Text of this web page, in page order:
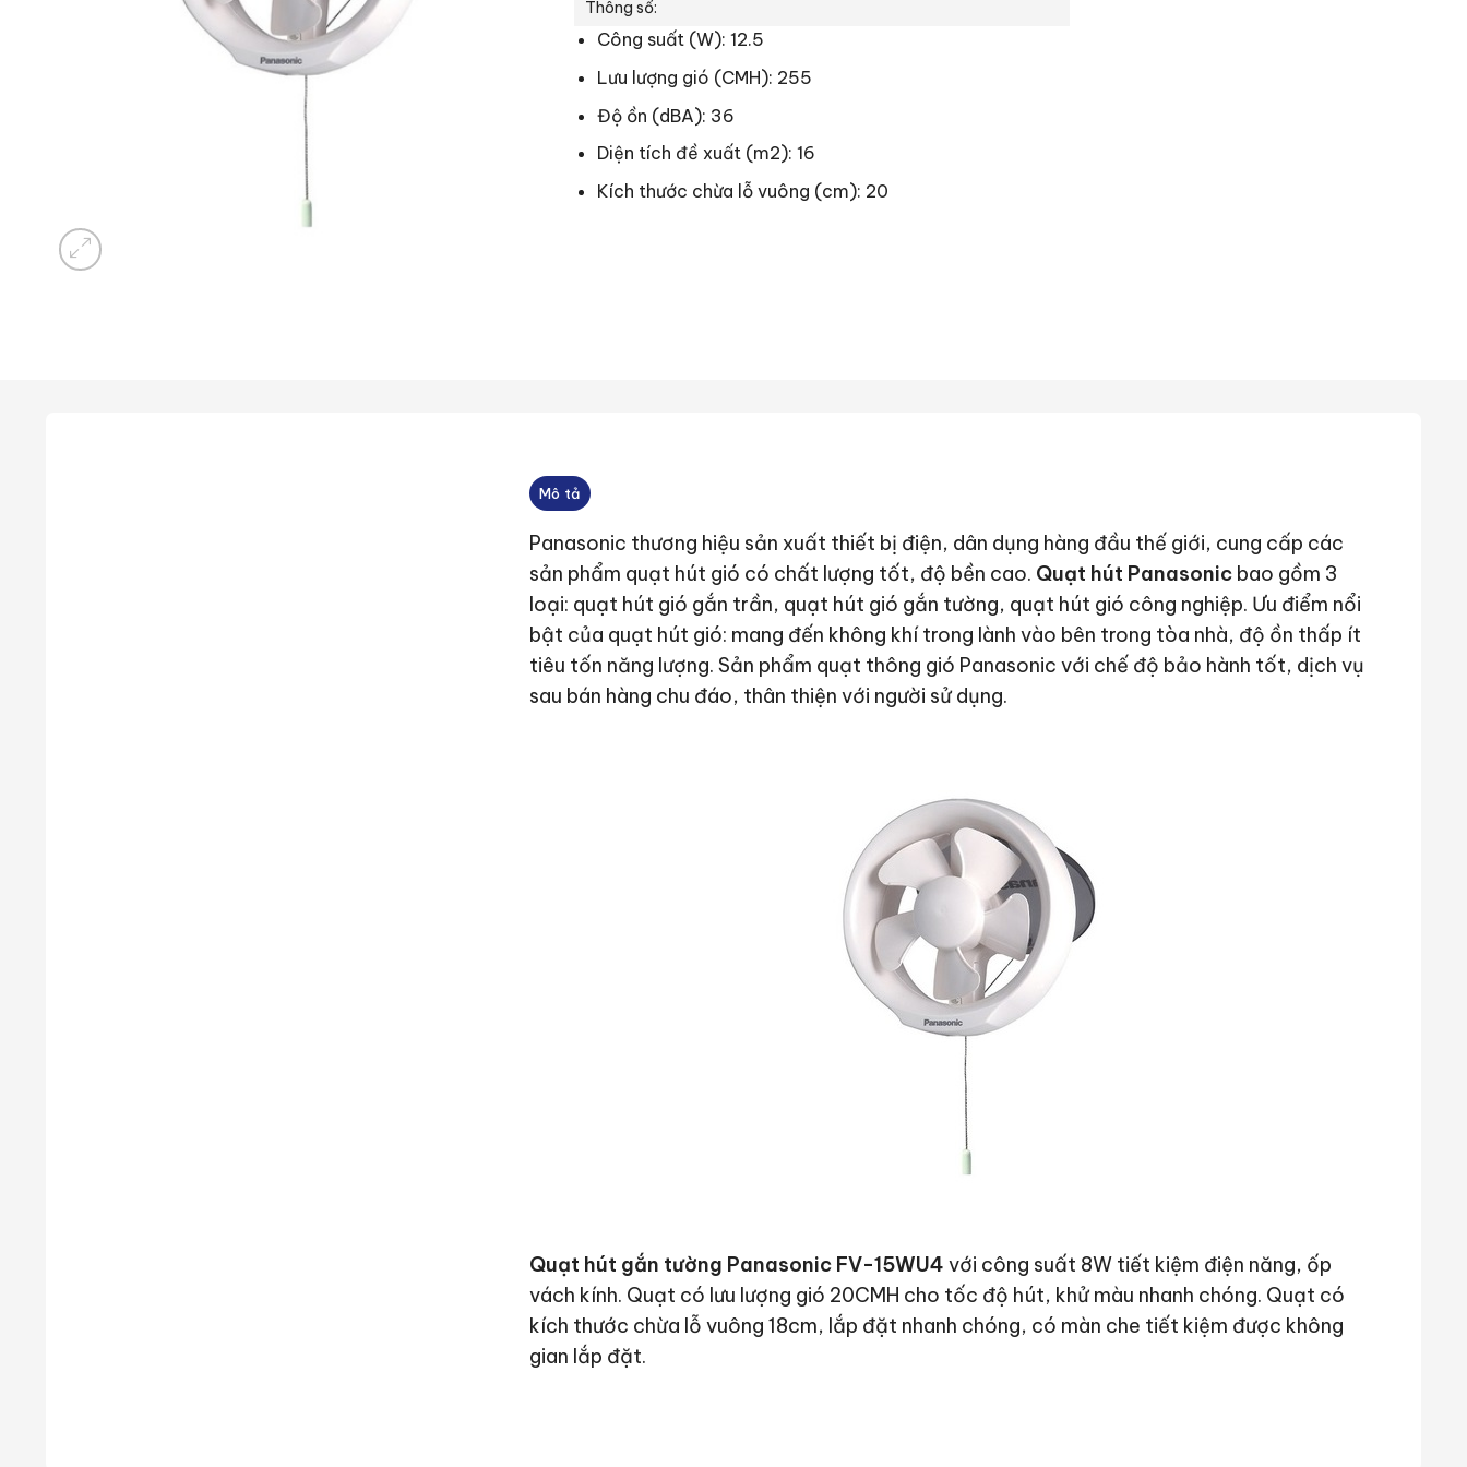
Thông số:
Công suất (W): 12.5
Lưu lượng gió (CMH): 255
Độ ồn (dBA): 36
Diện tích đề xuất (m2): 16
Kích thước chừa lỗ vuông (cm): 20
Mô tả
Panasonic thương hiệu sản xuất thiết bị điện, dân dụng hàng đầu thế giới, cung cấp các
sản phẩm quạt hút gió có chất lượng tốt, độ bền cao. Quạt hút Panasonicbao gồm 3
loại: quạt hút gió gắn trần, quạt hút gió gắn tường, quạt hút gió công nghiệp. Ưu điểm nổi
bật của quạt hút gió: mang đến không khí trong lành vào bên trong tòa nhà, độ ồn thấp ít
tiêu tốn năng lượng. Sản phẩm quạt thông gió Panasonic với chế độ bảo hành tốt, dịch vụ
sau bán hàng chu đáo, thân thiện với người sử dụng.
Quạt hút gắn tường Panasonic FV-15WU4 với công suất 8W tiết kiệm điện năng, ốp
vách kính. Quạt có lưu lượng gió 20CMH cho tốc độ hút, khử màu nhanh chóng. Quạt có
kích thước chừa lỗ vuông 18cm, lắp đặt nhanh chóng, có màn che tiết kiệm được không
gian lắp đặt.